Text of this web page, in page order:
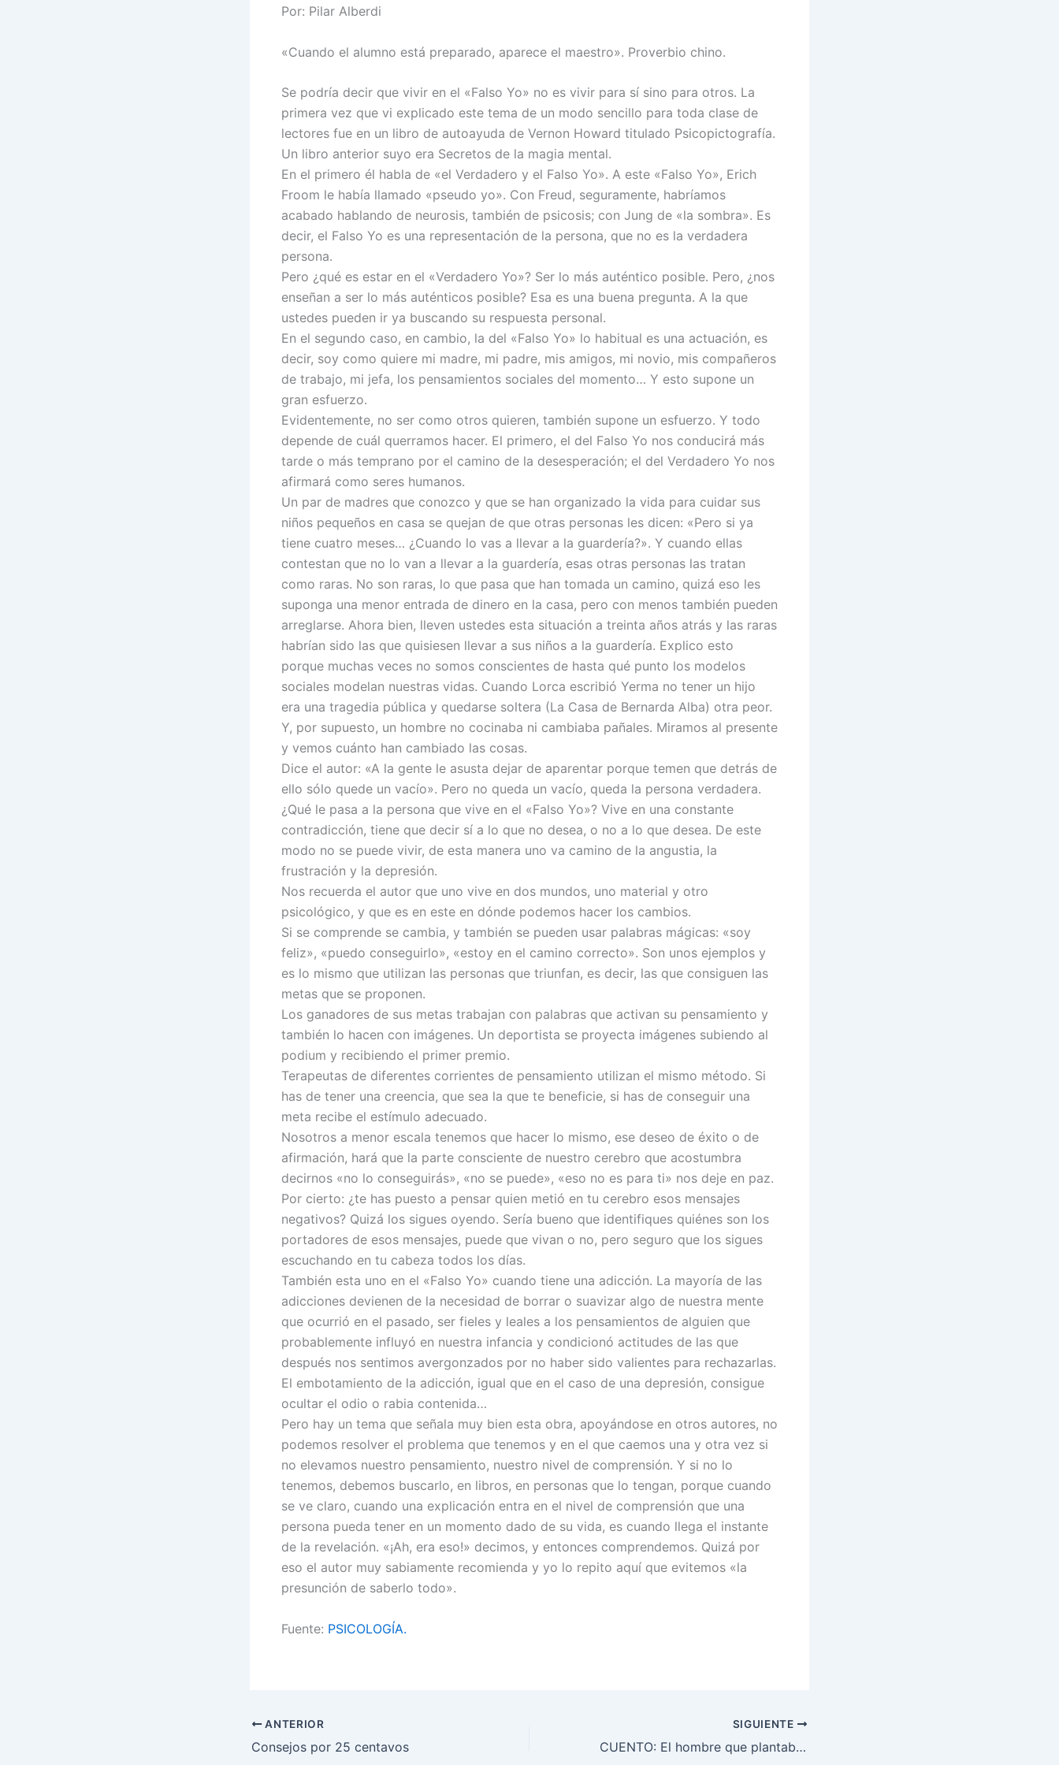
Por: Pilar Alberdi
«Cuando el alumno está preparado, aparece el maestro». Proverbio chino.
Se podría decir que vivir en el «Falso Yo» no es vivir para sí sino para otros. La
primera vez que vi explicado este tema de un modo sencillo para toda clase de
lectores fue en un libro de autoayuda de Vernon Howard titulado Psicopictografía.
Un libro anterior suyo era Secretos de la magia mental.
En el primero él habla de «el Verdadero y el Falso Yo». A este «Falso Yo», Erich
Froom le había llamado «pseudo yo». Con Freud, seguramente, habríamos
acabado hablando de neurosis, también de psicosis; con Jung de «la sombra». Es
decir, el Falso Yo es una representación de la persona, que no es la verdadera
persona.
Pero ¿qué es estar en el «Verdadero Yo»? Ser lo más auténtico posible. Pero, ¿nos
enseñan a ser lo más auténticos posible? Esa es una buena pregunta. A la que
ustedes pueden ir ya buscando su respuesta personal.
En el segundo caso, en cambio, la del «Falso Yo» lo habitual es una actuación, es
decir, soy como quiere mi madre, mi padre, mis amigos, mi novio, mis compañeros
de trabajo, mi jefa, los pensamientos sociales del momento… Y esto supone un
gran esfuerzo.
Evidentemente, no ser como otros quieren, también supone un esfuerzo. Y todo
depende de cuál querramos hacer. El primero, el del Falso Yo nos conducirá más
tarde o más temprano por el camino de la desesperación; el del Verdadero Yo nos
afirmará como seres humanos.
Un par de madres que conozco y que se han organizado la vida para cuidar sus
niños pequeños en casa se quejan de que otras personas les dicen: «Pero si ya
tiene cuatro meses… ¿Cuando lo vas a llevar a la guardería?». Y cuando ellas
contestan que no lo van a llevar a la guardería, esas otras personas las tratan
como raras. No son raras, lo que pasa que han tomada un camino, quizá eso les
suponga una menor entrada de dinero en la casa, pero con menos también pueden
arreglarse. Ahora bien, lleven ustedes esta situación a treinta años atrás y las raras
habrían sido las que quisiesen llevar a sus niños a la guardería. Explico esto
porque muchas veces no somos conscientes de hasta qué punto los modelos
sociales modelan nuestras vidas. Cuando Lorca escribió Yerma no tener un hijo
era una tragedia pública y quedarse soltera (La Casa de Bernarda Alba) otra peor.
Y, por supuesto, un hombre no cocinaba ni cambiaba pañales. Miramos al presente
y vemos cuánto han cambiado las cosas.
Dice el autor: «A la gente le asusta dejar de aparentar porque temen que detrás de
ello sólo quede un vacío». Pero no queda un vacío, queda la persona verdadera.
¿Qué le pasa a la persona que vive en el «Falso Yo»? Vive en una constante
contradicción, tiene que decir sí a lo que no desea, o no a lo que desea. De este
modo no se puede vivir, de esta manera uno va camino de la angustia, la
frustración y la depresión.
Nos recuerda el autor que uno vive en dos mundos, uno material y otro
psicológico, y que es en este en dónde podemos hacer los cambios.
Si se comprende se cambia, y también se pueden usar palabras mágicas: «soy
feliz», «puedo conseguirlo», «estoy en el camino correcto». Son unos ejemplos y
es lo mismo que utilizan las personas que triunfan, es decir, las que consiguen las
metas que se proponen.
Los ganadores de sus metas trabajan con palabras que activan su pensamiento y
también lo hacen con imágenes. Un deportista se proyecta imágenes subiendo al
podium y recibiendo el primer premio.
Terapeutas de diferentes corrientes de pensamiento utilizan el mismo método. Si
has de tener una creencia, que sea la que te beneficie, si has de conseguir una
meta recibe el estímulo adecuado.
Nosotros a menor escala tenemos que hacer lo mismo, ese deseo de éxito o de
afirmación, hará que la parte consciente de nuestro cerebro que acostumbra
decirnos «no lo conseguirás», «no se puede», «eso no es para ti» nos deje en paz.
Por cierto: ¿te has puesto a pensar quien metió en tu cerebro esos mensajes
negativos? Quizá los sigues oyendo. Sería bueno que identifiques quiénes son los
portadores de esos mensajes, puede que vivan o no, pero seguro que los sigues
escuchando en tu cabeza todos los días.
También esta uno en el «Falso Yo» cuando tiene una adicción. La mayoría de las
adicciones devienen de la necesidad de borrar o suavizar algo de nuestra mente
que ocurrió en el pasado, ser fieles y leales a los pensamientos de alguien que
probablemente influyó en nuestra infancia y condicionó actitudes de las que
después nos sentimos avergonzados por no haber sido valientes para rechazarlas.
El embotamiento de la adicción, igual que en el caso de una depresión, consigue
ocultar el odio o rabia contenida…
Pero hay un tema que señala muy bien esta obra, apoyándose en otros autores, no
podemos resolver el problema que tenemos y en el que caemos una y otra vez si
no elevamos nuestro pensamiento, nuestro nivel de comprensión. Y si no lo
tenemos, debemos buscarlo, en libros, en personas que lo tengan, porque cuando
se ve claro, cuando una explicación entra en el nivel de comprensión que una
persona pueda tener en un momento dado de su vida, es cuando llega el instante
de la revelación. «¡Ah, era eso!» decimos, y entonces comprendemos. Quizá por
eso el autor muy sabiamente recomienda y yo lo repito aquí que evitemos «la
presunción de saberlo todo».
Fuente: PSICOLOGÍA.
ANTERIOR
Consejos por 25 centavos
SIGUIENTE
CUENTO: El hombre que plantaba árboles